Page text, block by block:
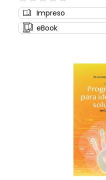
0%
Impreso
eBook